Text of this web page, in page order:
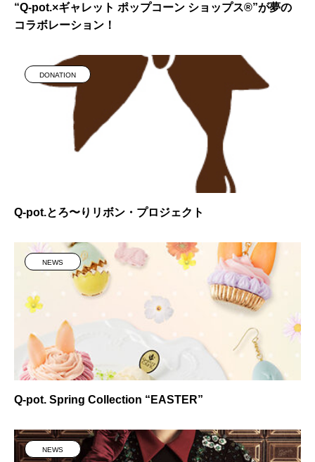
“Q-pot.×ギャレット ポップコーン ショップス®”が夢の
コラボレーション！
DONATION
Q-pot.とろ〜りリボン・プロジェクト
NEWS
Q-pot. Spring Collection “EASTER”
NEWS